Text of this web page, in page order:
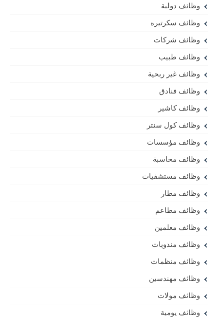
وظائف دولية
وظائف سكرتيره
وظائف شركات
وظائف طبيب
وظائف غير ربحية
وظائف فنادق
وظائف كاشير
وظائف كول سنتر
وظائف مؤسسات
وظائف محاسبة
وظائف مستشفيات
وظائف مطار
وظائف مطاعم
وظائف معلمين
وظائف مندوبات
وظائف منظمات
وظائف مهندسين
وظائف مولات
وظائف يومية